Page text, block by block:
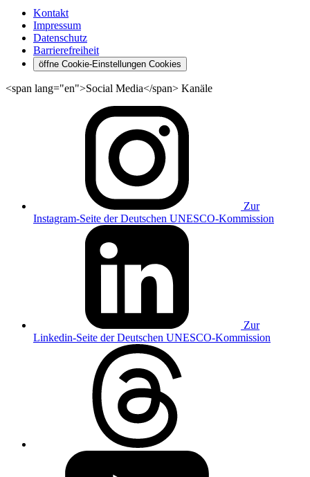
Kontakt
Impressum
Datenschutz
Barrierefreiheit
öffne Cookie-Einstellungen Cookies
<span lang="en">Social Media</span> Kanäle
Zur
Instagram-Seite der Deutschen UNESCO-Kommission
Zur
Linkedin-Seite der Deutschen UNESCO-Kommission